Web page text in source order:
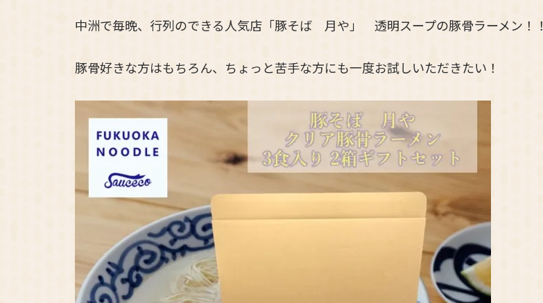
中洲で毎晩、行列のできる人気店「豚そば 月や」 透明スープの豚骨ラーメン！！
豚骨好きな方はもちろん、ちょっと苦手な方にも一度お試しいただきたい！